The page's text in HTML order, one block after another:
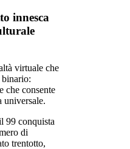
innesca
virtuale che
che consente
universale.
99 conquista
di
trentotto,